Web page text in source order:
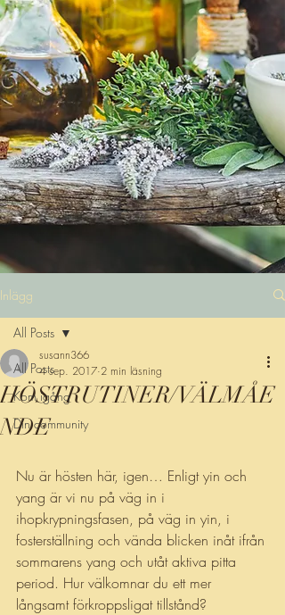
Inlägg
All Posts
Kom igång
Din community
All Posts
HÖSTRUTINER/VÄLMÅE
NDE
susann366
4 sep. 2017 2 min läsning
Nu är hösten här, igen… Enligt yin och
yang är vi nu på väg in i
ihopkrypningsfasen, på väg in yin, i
fosterställning och vända blicken inåt ifrån
sommarens yang och utåt aktiva pitta
period. Hur välkomnar du ett mer
långsamt förkroppsligat tillstånd?